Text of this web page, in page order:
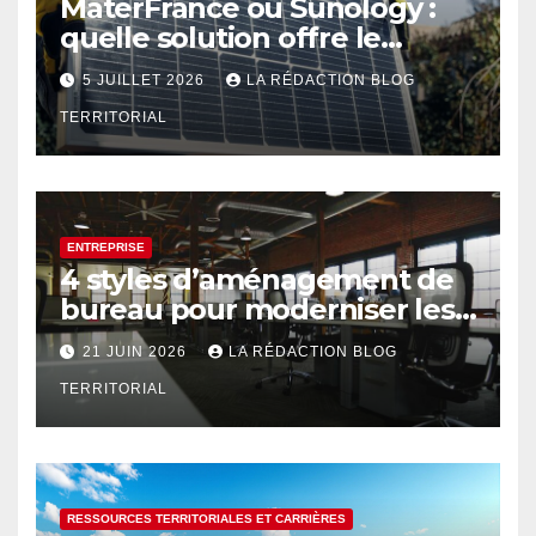
MaterFrance ou Sunology :
quelle solution offre le
meilleur rendement ?
5 JUILLET 2026 LA RÉDACTION BLOG
TERRITORIAL
ENTREPRISE
4 styles d’aménagement de
bureau pour moderniser les
espaces professionnels
21 JUIN 2026 LA RÉDACTION BLOG
TERRITORIAL
RESSOURCES TERRITORIALES ET CARRIÈRES